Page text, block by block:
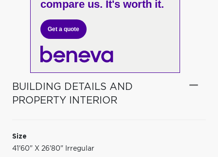
compare us. It's worth it.
Get a quote
BUILDING DETAILS AND
PROPERTY INTERIOR
Size
41'60" X 26'80" Irregular